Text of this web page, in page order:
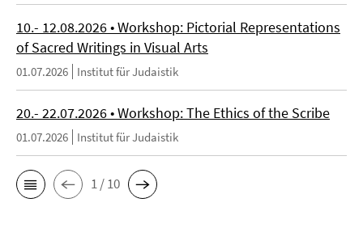
10.- 12.08.2026 • Workshop: Pictorial Representations
of Sacred Writings in Visual Arts
01.07.2026 Institut für Judaistik
20.- 22.07.2026 • Workshop: The Ethics of the Scribe
01.07.2026 Institut für Judaistik
1 / 10